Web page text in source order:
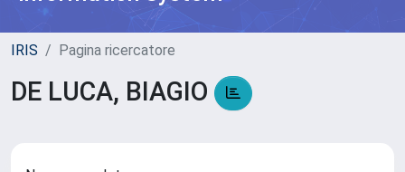
IRIS Pagina ricercatore
DE LUCA, BIAGIO